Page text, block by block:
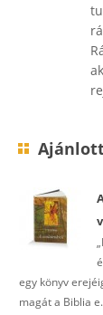
egy könyv
magát a Biblia